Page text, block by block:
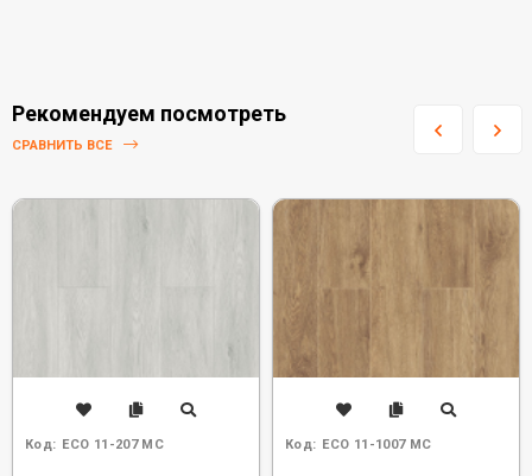
Рекомендуем посмотреть
СРАВНИТЬ ВСЕ
Код: ECO 11-207 MC Код: ECO 11-1007 MC